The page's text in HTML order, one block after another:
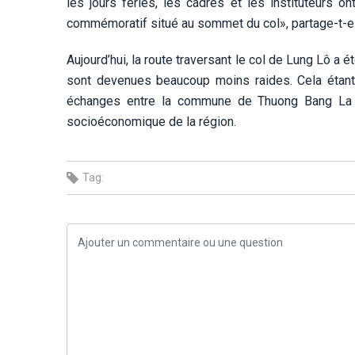
commémoratif situé au sommet du col», partage-t-
Aujourd’hui, la route traversant le col de Lung Lô
sont devenues beaucoup moins raides. Cela
échanges entre la commune de Thuong Bang
socioéconomique de la région.
Tag: